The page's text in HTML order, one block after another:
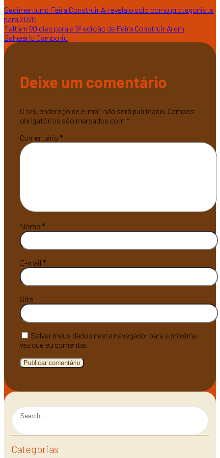
Sedimentum: Feira Construir Aí revela o solo como protagonista
para 2026
Faltam 90 dias para a 5ª edição da Feira Construir Aí em
Balneário Camboriú
Deixe um comentário
O seu endereço de e-mail não será publicado. Campos
obrigatórios são marcados com *
Comentário *
Nome *
E-mail *
Site
Salvar meus dados neste navegador para a próxima
vez que eu comentar.
Categorias